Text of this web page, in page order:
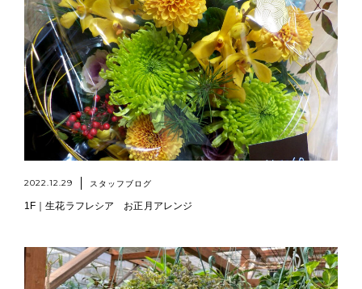
2022.12.29 スタッフブログ
1F｜生花ラフレシア お正月アレンジ